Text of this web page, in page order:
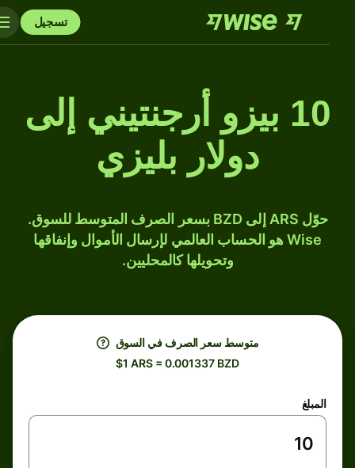
تسجيل
10 بيزو أرجنتيني إلى
دولار بليزي
حوّل ARS إلى BZD بسعر الصرف المتوسط للسوق.
Wise هو الحساب العالمي لإرسال الأموال وإنفاقها
وتحويلها كالمحليين.
متوسط ​​سعر الصرف في السوق
$1 ARS = 0.001337 BZD
المبلغ